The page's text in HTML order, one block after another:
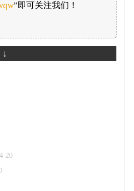
”即可关注我们！
20